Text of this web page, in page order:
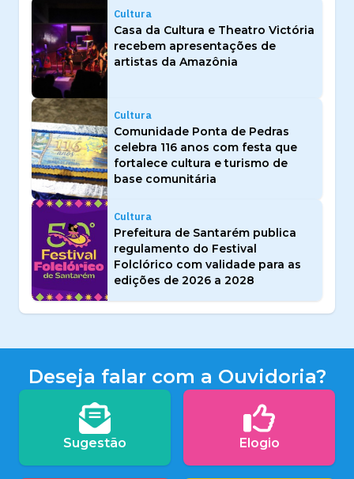
Cultura
Casa da Cultura e Theatro Victória
recebem apresentações de
artistas da Amazônia
Cultura
Comunidade Ponta de Pedras
celebra 116 anos com festa que
fortalece cultura e turismo de
base comunitária
Cultura
Prefeitura de Santarém publica
regulamento do Festival
Folclórico com validade para as
edições de 2026 a 2028
Deseja falar com a Ouvidoria?
Sugestão Elogio